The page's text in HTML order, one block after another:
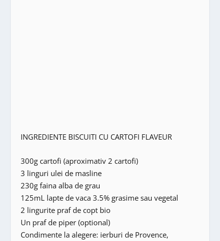
INGREDIENTE BISCUITI CU CARTOFI FLAVEUR
300g cartofi (aproximativ 2 cartofi)
3 linguri ulei de masline
230g faina alba de grau
125mL lapte de vaca 3.5% grasime sau vegetal
2 lingurite praf de copt bio
Un praf de piper (optional)
Condimente la alegere: ierburi de Provence,